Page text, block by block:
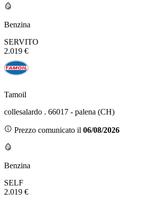
Benzina
SERVITO
2.019 €
Tamoil
collesalardo . 66017 - palena (CH)
Prezzo comunicato il 06/08/2026
Benzina
SELF
2.019 €